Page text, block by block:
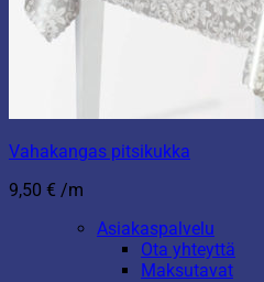
Vahakangas pitsikukka
9,50 € /m
Asiakaspalvelu
Ota yhteyttä
Maksutavat